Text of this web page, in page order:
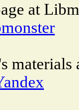
at
materials